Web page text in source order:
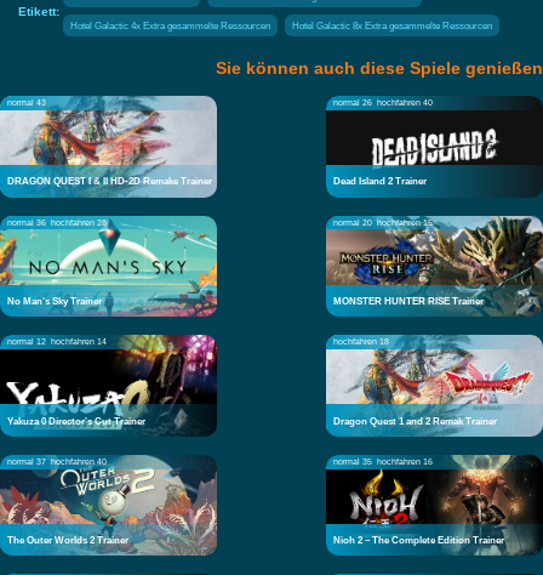
Etikett:
Hotel Galactic 4x Extra gesammelte Ressourcen Hotel Galactic 8x Extra gesammelte Ressourcen
Sie können auch diese Spiele genießen
normal 43
DRAGON QUEST I & II HD-2D Remake Trainer
normal 26 hochfahren 40
Dead Island 2 Trainer
normal 36 hochfahren 28
No Man's Sky Trainer
normal 20 hochfahren 15
MONSTER HUNTER RISE Trainer
normal 12 hochfahren 14
Yakuza 0 Director's Cut Trainer
hochfahren 18
Dragon Quest 1 and 2 Remak Trainer
normal 37 hochfahren 40
The Outer Worlds 2 Trainer
normal 35 hochfahren 16
Nioh 2 – The Complete Edition Trainer